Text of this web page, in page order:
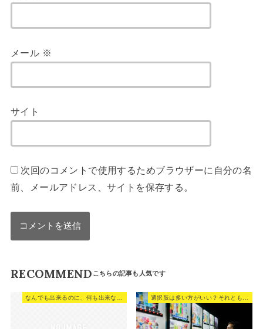
メール ※
サイト
次回のコメントで使用するためブラウザーに自分の名
前、メールアドレス、サイトを保存する。
RECOMMEND